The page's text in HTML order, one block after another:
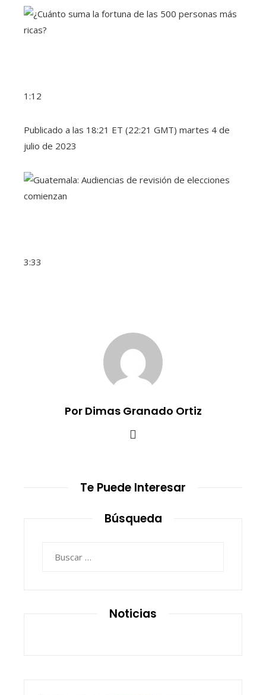
1:12
Publicado a las 18:21 ET (22:21 GMT) martes 4 de
julio de 2023
3:33
Por Dimas Granado Ortiz
Te Puede Interesar
Búsqueda
Noticias